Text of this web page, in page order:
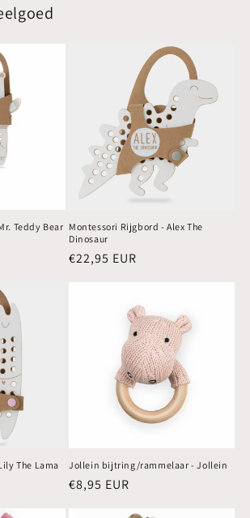
Teddy Bear Montessori Rijgbord - Alex The
Dinosaur
Normale
€22,95 EUR
The Lama Jollein bijtring/rammelaar - Jollein
Normale
€8,95 EUR